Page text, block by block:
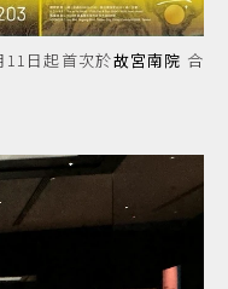
11日起首次於故宮南院 合